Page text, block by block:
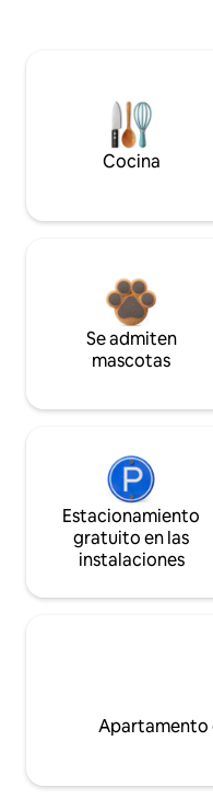
Cocina
Se admiten
mascotas
Estacionamiento
gratuito en las
instalaciones
Apartamento